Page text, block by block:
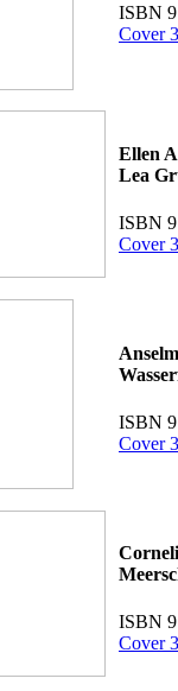
ISBN
Cover
Ellen
Lea
ISBN
Cover
ISBN
Cover
ISBN
Cover